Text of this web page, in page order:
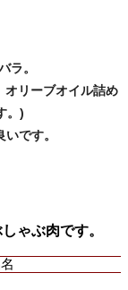
ラ。
オリーブオイル詰め
。)
です。
ゃぶ肉です。